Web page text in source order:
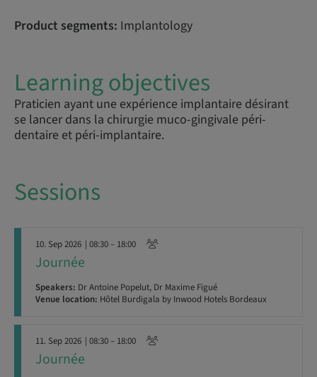
Product segments: Implantology
Learning objectives
Praticien ayant une expérience implantaire désirant
se lancer dans la chirurgie muco-gingivale péri-
dentaire et péri-implantaire.
Sessions
10. Sep 2026 | 08:30 – 18:00
Journée
Speakers: Dr Antoine Popelut, Dr Maxime Figué
Venue location: Hôtel Burdigala by Inwood Hotels Bordeaux
11. Sep 2026 | 08:30 – 18:00
Journée